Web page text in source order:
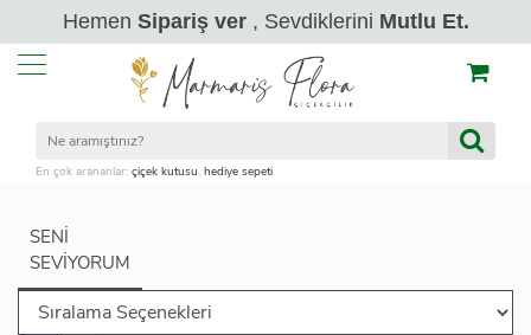
Hemen Sipariş ver, Sevdiklerini Mutlu Et.
En çok arananlar: çiçek kutusu, hediye sepeti
SENI
SEVIYORUM